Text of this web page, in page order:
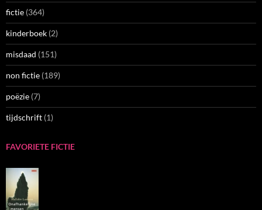
fictie (364)
kinderboek (2)
misdaad (151)
non fictie (189)
poëzie (7)
tijdschrift (1)
FAVORIETE FICTIE